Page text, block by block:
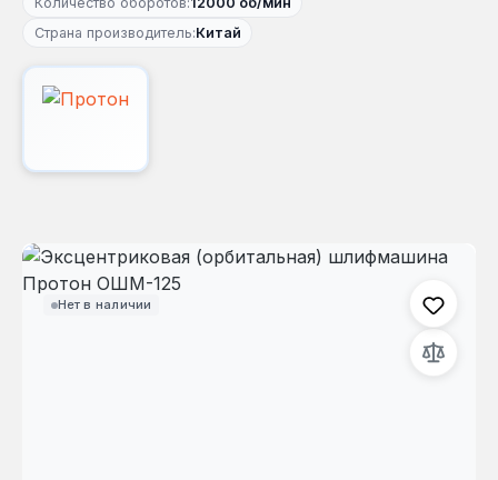
Страна производитель:Китай
Нет в наличии
Пропустить галерею изображений